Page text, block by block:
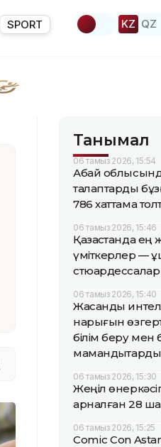
SPORT KZ QZ
Танымал
06 тамыз 2026, 15:54
Абай
талаптарды
786 хаттама
06 тамыз 2026, 15:46
Қазақстанда ең
үміткерлер —
стюардессалар
06 тамыз 2026, 15:40
Жасанды
нарығын
білім беру мен
мамандықтарды
06 тамыз 2026, 15:30
Жеңіл
арналған 28
06 тамыз 2026, 15:25
Comic Con